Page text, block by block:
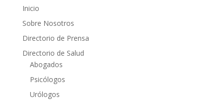
Inicio
Sobre Nosotros
Directorio de Prensa
Directorio de Salud
Abogados
Psicólogos
Urólogos